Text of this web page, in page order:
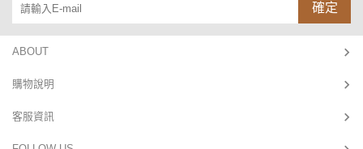
確定
ABOUT
購物說明
客服資訊